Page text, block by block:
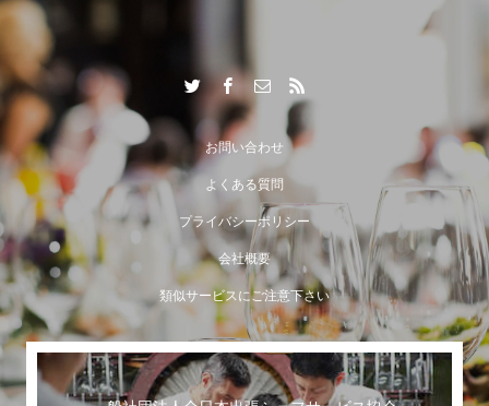
お問い合わせ
よくある質問
プライバシーポリシー
会社概要
類似サービスにご注意下さい